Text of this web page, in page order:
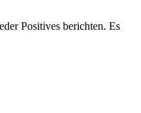
Positives berichten. Es